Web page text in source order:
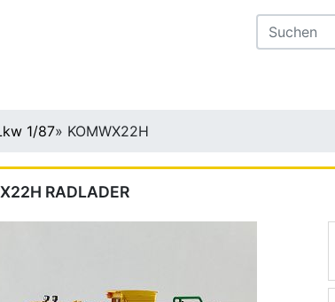
1/87» KOMWX22H
RADLADER